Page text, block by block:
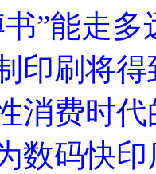
”能走多
印刷将
消费时
数码快